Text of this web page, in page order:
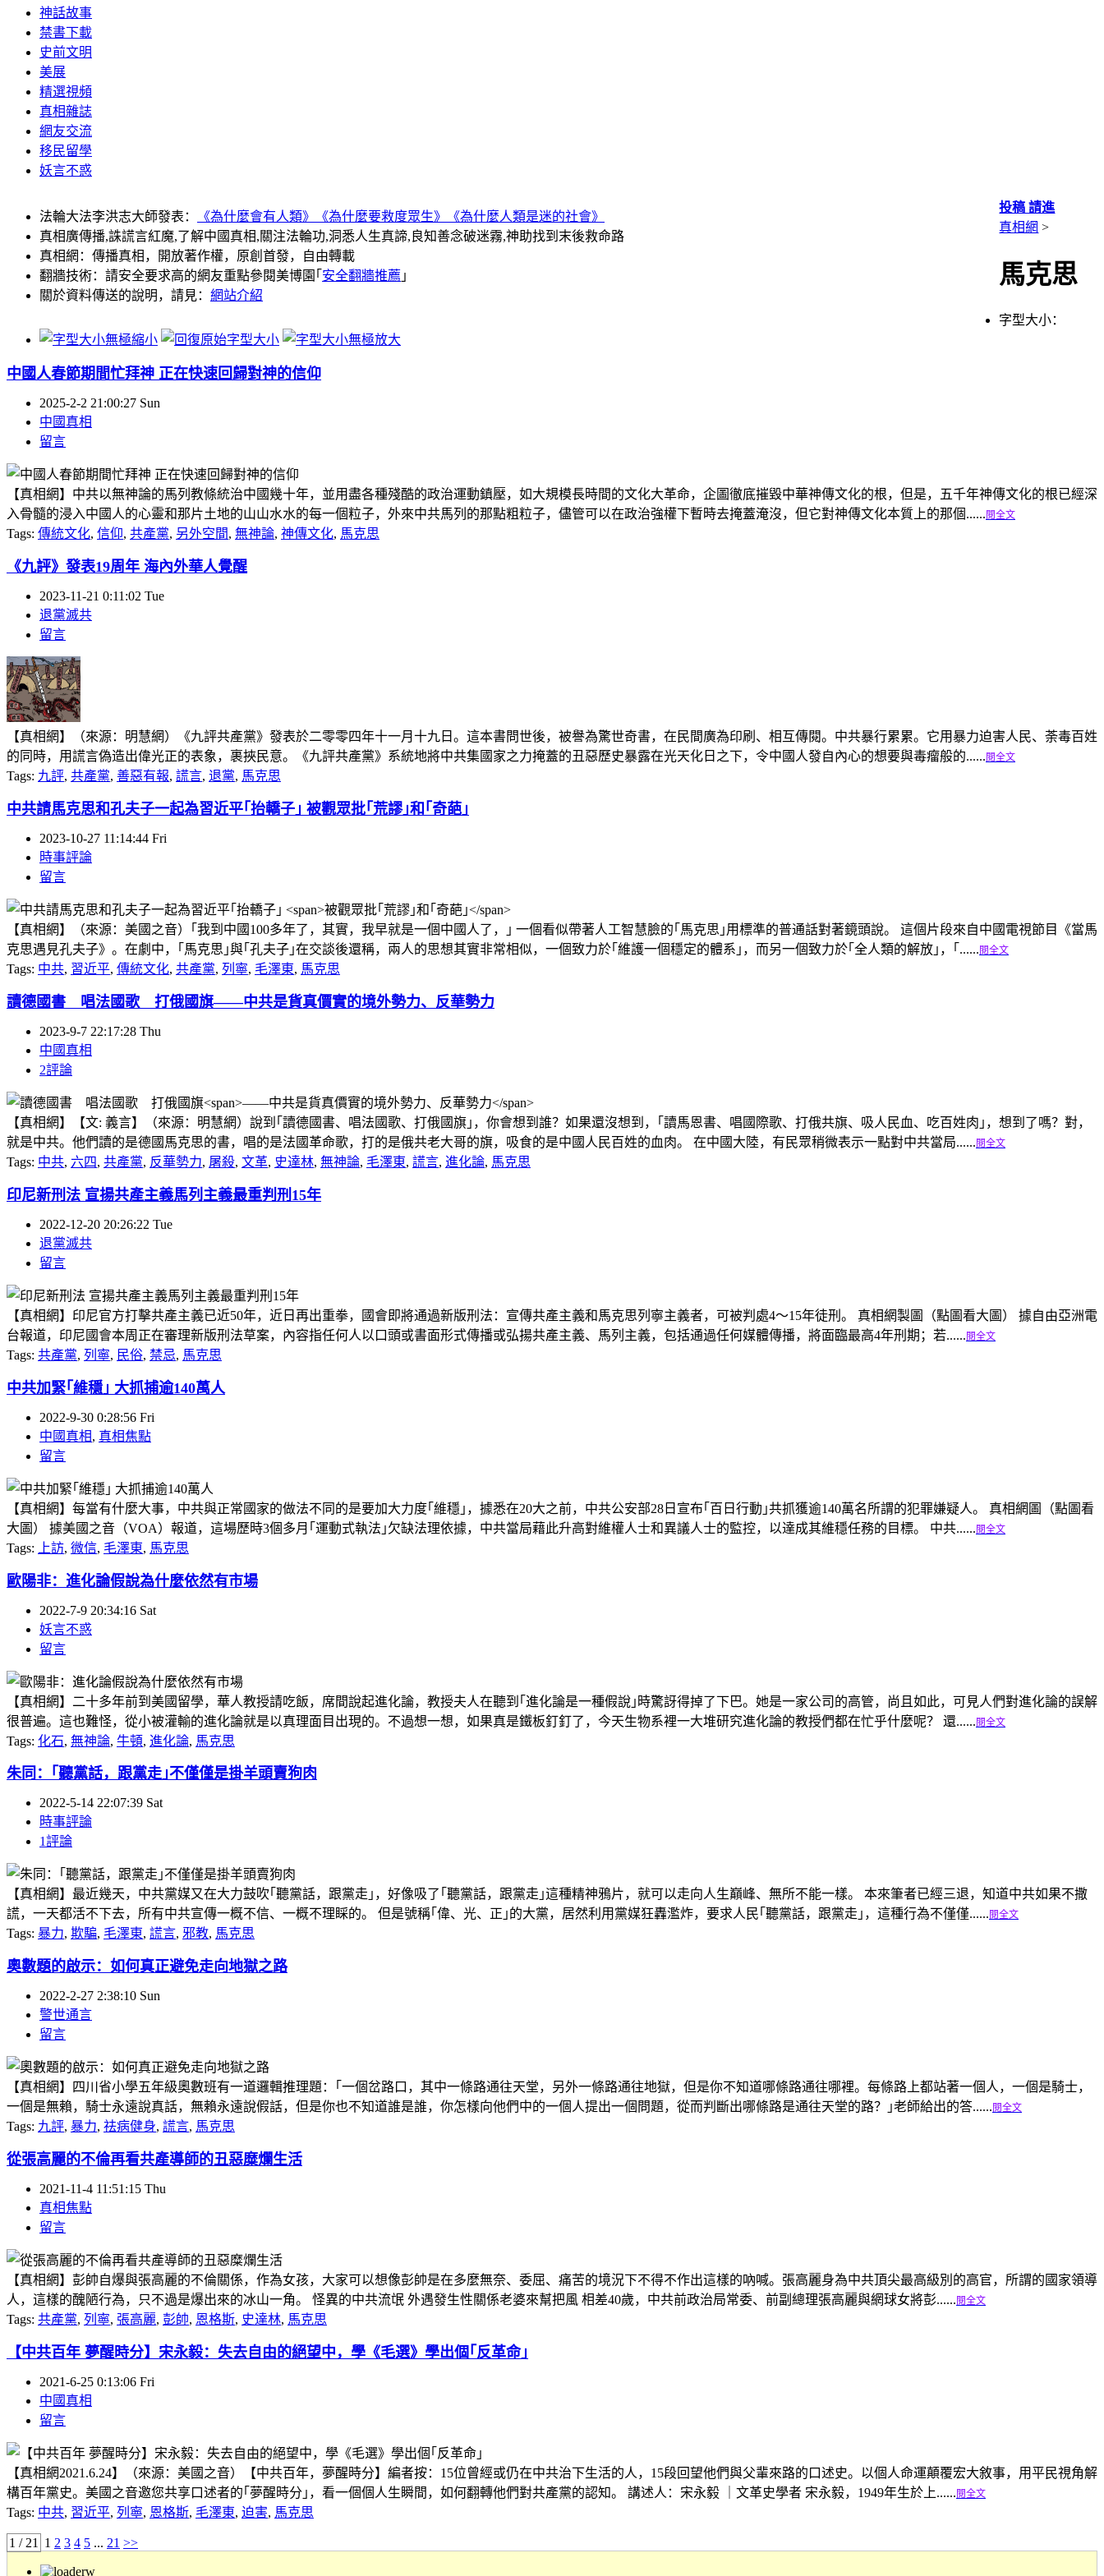
神話故事
禁書下載
史前文明
美展
精選視頻
真相雜誌
網友交流
移民留學
妖言不惑
法輪大法李洪志大師發表： 《為什麼會有人類》 《為什麼要救度眾生》
《為什麼人類是迷的社會》
真相廣傳播,誅謊言紅魔,了解中國真相,關注法輪功,洞悉人生真諦,良知善念破迷霧,神助找到末後救命路
真相網：傳播真相，開放著作權，原創首發，自由轉載
翻牆技術：請安全要求高的網友重點參閱美博園｢ 安全翻牆推薦 ｣
關於資料傳送的說明，請見： 網站介紹
投稿 請進
真相網 >
馬克思
字型大小：
中國人春節期間忙拜神 正在快速回歸對神的信仰
2025-2-2 21:00:27 Sun
中國真相
留言
【真相網】中共以無神論的馬列教條統治中國幾十年，並用盡各種殘酷的政治運動鎮壓，如大規模長時間的文化大革命，企圖徹底摧毀中華神傳文化的根，但是，五千年神傳文化的根已經深
入骨髓的浸入中國人的心靈和那片土地的山山水水的每一個粒子，外來中共馬列的那點粗粒子，儘管可以在政治強權下暫時去掩蓋淹沒，但它對神傳文化本質上的那個...... 閱全文
Tags: 傳統文化, 信仰, 共產黨, 另外空間, 無神論, 神傳文化, 馬克思
《九評》發表19周年 海內外華人覺醒
2023-11-21 0:11:02 Tue
退黨滅共
留言
【真相網】（來源：明慧網）《九評共產黨》發表於二零零四年十一月十九日。這本書問世後，被譽為驚世奇書，在民間廣為印刷、相互傳閱。中共暴行累累。它用暴力迫害人民、荼毒百姓
的同時，用謊言偽造出偉光正的表象，裹挾民意。《九評共產黨》系統地將中共集國家之力掩蓋的丑惡歷史暴露在光天化日之下，令中國人發自內心的想要與毒瘤般的...... 閱全文
Tags: 九評, 共產黨, 善惡有報, 謊言, 退黨, 馬克思
中共請馬克思和孔夫子一起為習近平｢抬轎子｣ 被觀眾批｢荒謬｣和｢奇葩｣
2023-10-27 11:14:44 Fri
時事評論
留言
【真相網】（來源：美國之音）｢我到中國100多年了，其實，我早就是一個中國人了，｣ 一個看似帶著人工智慧臉的｢馬克思｣用標準的普通話對著鏡頭說。 這個片段來自中國電視節目《當馬
克思遇見孔夫子》。在劇中，｢馬克思｣與｢孔夫子｣在交談後還稱，兩人的思想其實非常相似，一個致力於｢維護一個穩定的體系｣，而另一個致力於｢全人類的解放｣，｢...... 閱全文
Tags: 中共, 習近平, 傳統文化, 共產黨, 列寧, 毛澤東, 馬克思
讀德國書 唱法國歌 打俄國旗——中共是貨真價實的境外勢力、反華勢力
2023-9-7 22:17:28 Thu
中國真相
2評論
【真相網】【文: 義言】（來源：明慧網）說到｢讀德國書、唱法國歌、打俄國旗｣，你會想到誰？如果還沒想到，｢讀馬恩書、唱國際歌、打俄共旗、吸人民血、吃百姓肉｣，想到了嗎？對，
就是中共。他們讀的是德國馬克思的書，唱的是法國革命歌，打的是俄共老大哥的旗，吸食的是中國人民百姓的血肉。 在中國大陸，有民眾稍微表示一點對中共當局...... 閱全文
Tags: 中共, 六四, 共產黨, 反華勢力, 屠殺, 文革, 史達林, 無神論, 毛澤東, 謊言, 進化論, 馬克思
印尼新刑法 宣揚共產主義馬列主義最重判刑15年
2022-12-20 20:26:22 Tue
退黨滅共
留言
【真相網】印尼官方打擊共產主義已近50年，近日再出重拳，國會即將通過新版刑法：宣傳共產主義和馬克思列寧主義者，可被判處4～15年徒刑。 真相網製圖（點圖看大圖） 據自由亞洲電
台報道，印尼國會本周正在審理新版刑法草案，內容指任何人以口頭或書面形式傳播或弘揚共產主義、馬列主義，包括通過任何媒體傳播，將面臨最高4年刑期；若...... 閱全文
Tags: 共產黨, 列寧, 民俗, 禁忌, 馬克思
中共加緊｢維穩｣ 大抓捕逾140萬人
2022-9-30 0:28:56 Fri
中國真相, 真相焦點
留言
【真相網】每當有什麼大事，中共與正常國家的做法不同的是要加大力度｢維穩｣，據悉在20大之前，中共公安部28日宣布｢百日行動｣共抓獲逾140萬名所謂的犯罪嫌疑人。 真相網圖（點圖看
大圖） 據美國之音（VOA）報道，這場歷時3個多月｢運動式執法｣欠缺法理依據，中共當局藉此升高對維權人士和異議人士的監控，以達成其維穩任務的目標。 中共...... 閱全文
Tags: 上訪, 微信, 毛澤東, 馬克思
歐陽非：進化論假說為什麼依然有市場
2022-7-9 20:34:16 Sat
妖言不惑
留言
【真相網】二十多年前到美國留學，華人教授請吃飯，席間說起進化論，教授夫人在聽到｢進化論是一種假說｣時驚訝得掉了下巴。她是一家公司的高管，尚且如此，可見人們對進化論的誤解
很普遍。這也難怪，從小被灌輸的進化論就是以真理面目出現的。不過想一想，如果真是鐵板釘釘了，今天生物系裡一大堆研究進化論的教授們都在忙乎什麼呢？ 還...... 閱全文
Tags: 化石, 無神論, 牛頓, 進化論, 馬克思
朱同：｢聽黨話，跟黨走｣不僅僅是掛羊頭賣狗肉
2022-5-14 22:07:39 Sat
時事評論
1評論
【真相網】最近幾天，中共黨媒又在大力鼓吹｢聽黨話，跟黨走｣，好像吸了｢聽黨話，跟黨走｣這種精神鴉片，就可以走向人生巔峰、無所不能一樣。 本來筆者已經三退，知道中共如果不撒
謊，一天都活不下去，所有中共宣傳一概不信、一概不理睬的。 但是號稱｢偉、光、正｣的大黨，居然利用黨媒狂轟濫炸，要求人民｢聽黨話，跟黨走｣，這種行為不僅僅...... 閱全文
Tags: 暴力, 欺騙, 毛澤東, 謊言, 邪教, 馬克思
奧數題的啟示：如何真正避免走向地獄之路
2022-2-27 2:38:10 Sun
警世通言
留言
【真相網】四川省小學五年級奧數班有一道邏輯推理題：｢一個岔路口，其中一條路通往天堂，另外一條路通往地獄，但是你不知道哪條路通往哪裡。每條路上都站著一個人，一個是騎士，
一個是無賴，騎士永遠說真話，無賴永遠說假話，但是你也不知道誰是誰，你怎樣向他們中的一個人提出一個問題，從而判斷出哪條路是通往天堂的路？｣老師給出的答...... 閱全文
Tags: 九評, 暴力, 祛病健身, 謊言, 馬克思
從張高麗的不倫再看共產導師的丑惡糜爛生活
2021-11-4 11:51:15 Thu
真相焦點
留言
【真相網】彭帥自爆與張高麗的不倫關係，作為女孩，大家可以想像彭帥是在多麼無奈、委屈、痛苦的境況下不得不作出這樣的吶喊。張高麗身為中共頂尖最高級別的高官，所謂的國家領導
人，這樣的醜陋行為，只不過是爆出來的冰山一角。 怪異的中共流氓 外遇發生性關係老婆來幫把風 相差40歲，中共前政治局常委、前副總理張高麗與網球女將彭...... 閱全文
Tags: 共產黨, 列寧, 張高麗, 彭帥, 恩格斯, 史達林, 馬克思
【中共百年 夢醒時分】宋永毅：失去自由的絕望中，學《毛選》學出個｢反革命｣
2021-6-25 0:13:06 Fri
中國真相
留言
【真相網2021.6.24】（來源：美國之音）【中共百年，夢醒時分】編者按：15位曾經或仍在中共治下生活的人，15段回望他們與父輩來路的口述史。以個人命運顛覆宏大敘事，用平民視角解
構百年黨史。美國之音邀您共享口述者的｢夢醒時分｣，看一個個人生瞬間，如何翻轉他們對共產黨的認知。 講述人：宋永毅 ｜文革史學者 宋永毅，1949年生於上...... 閱全文
Tags: 中共, 習近平, 列寧, 恩格斯, 毛澤東, 迫害, 馬克思
1 / 21 1 2 3 4 5 ... 21 >>